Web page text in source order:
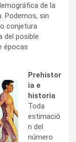
de la
Podemos, sin
conjetura
del posible
épocas
Prehistor
ia e
historia
Toda
estimació
n del
número